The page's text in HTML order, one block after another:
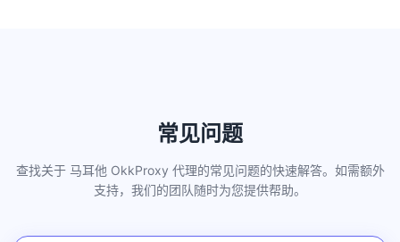
常见问题
查找关于 马耳他 OkkProxy 代理的常见问题的快速解答。如需额外
支持，我们的团队随时为您提供帮助。